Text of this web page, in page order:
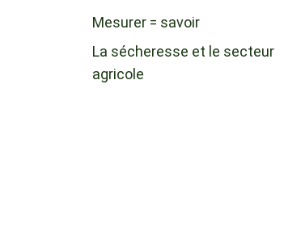
Mesurer = savoir
La sécheresse et le secteur
agricole